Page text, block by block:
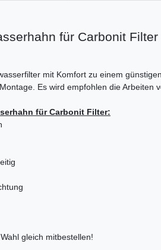
für Carbonit Filter
mit Komfort zu einem
Es wird empfohlen die Arbeiten
für Carbonit Filter:
gleich mitbestellen!